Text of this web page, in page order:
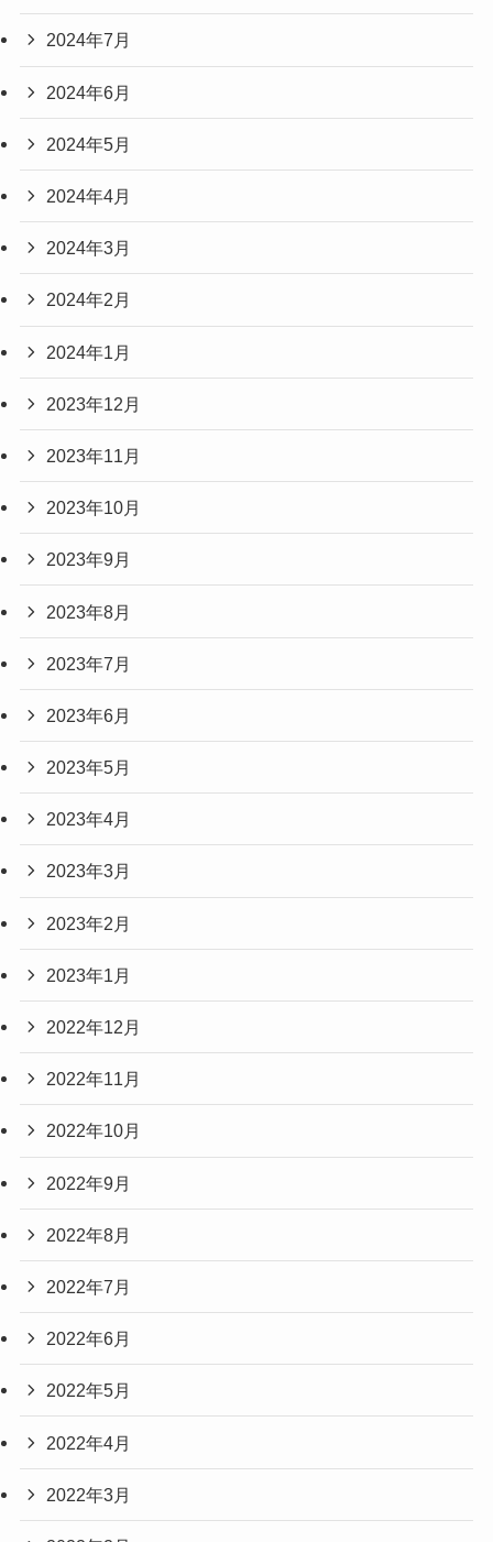
2024年7月
2024年6月
2024年5月
2024年4月
2024年3月
2024年2月
2024年1月
2023年12月
2023年11月
2023年10月
2023年9月
2023年8月
2023年7月
2023年6月
2023年5月
2023年4月
2023年3月
2023年2月
2023年1月
2022年12月
2022年11月
2022年10月
2022年9月
2022年8月
2022年7月
2022年6月
2022年5月
2022年4月
2022年3月